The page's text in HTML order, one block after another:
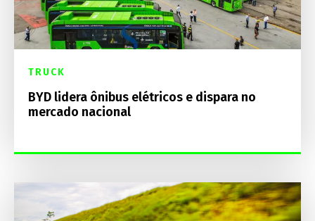
TRUCK
BYD lidera ônibus elétricos e dispara no
mercado nacional